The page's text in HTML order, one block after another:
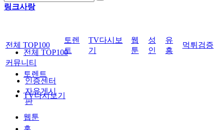
링크사랑
전체 TOP100
토렌트
TV다시보기
웹툰
전체 TOP100
토렌
트
TV다시보
기
웹
툰
성
인
유
흥
먹튀검증
커뮤니티
인증센터
자유게시
판